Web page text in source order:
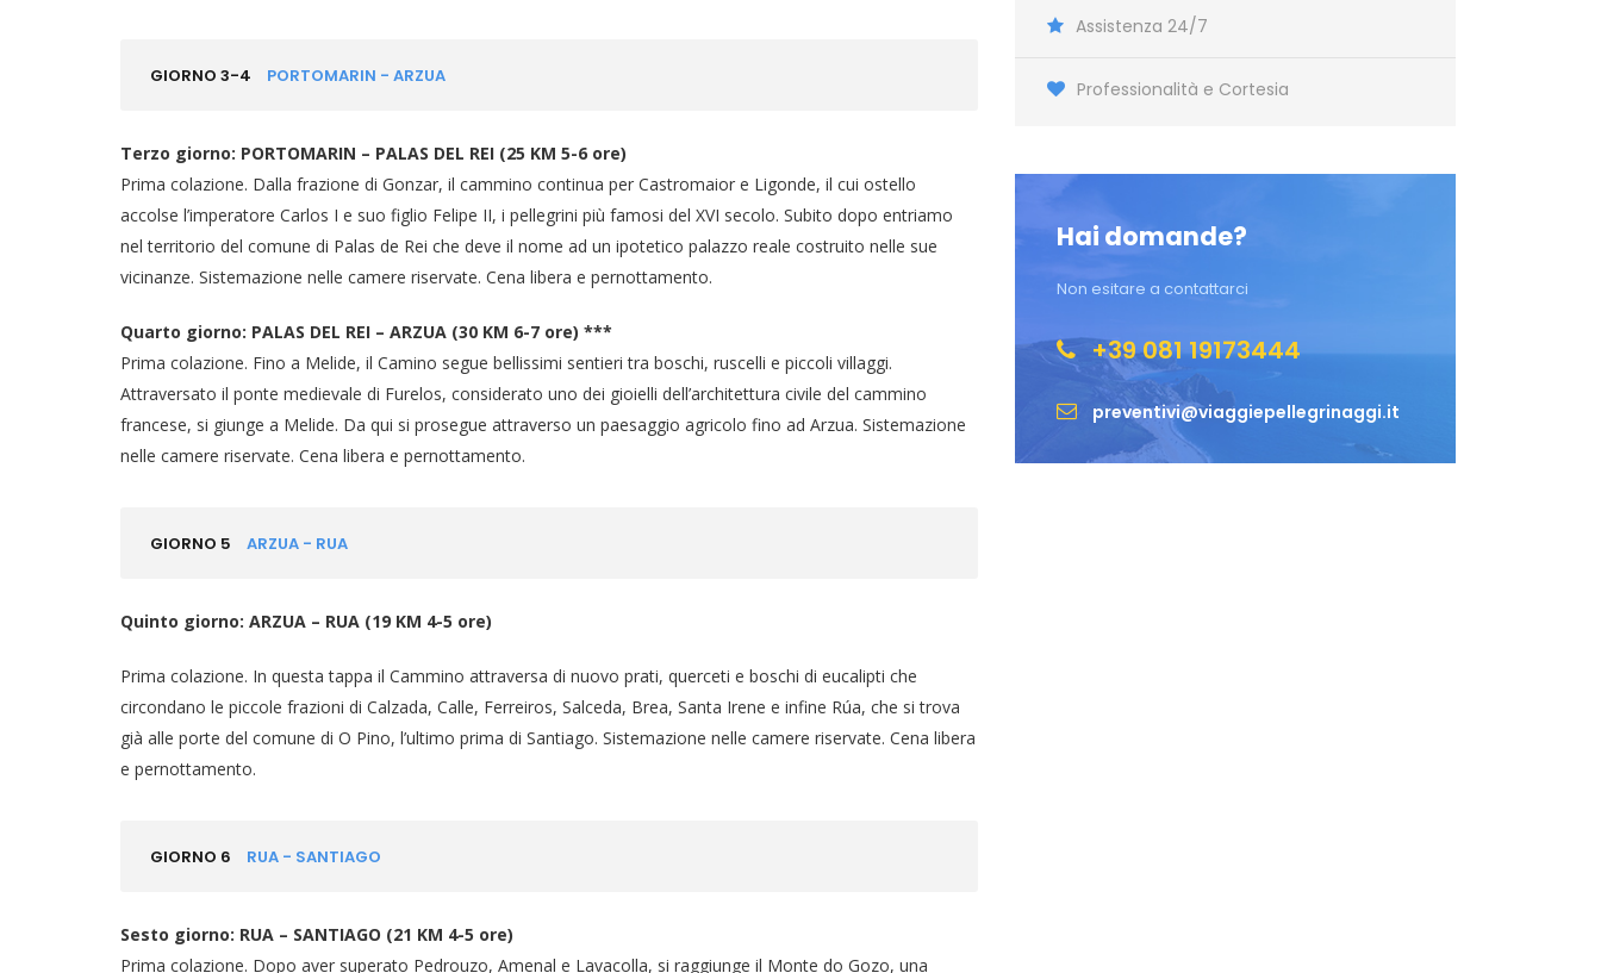
Assistenza 24/7
Professionalità e Cortesia
Hai domande?
Non esitare a contattarci
+39 081 19173444
preventivi@viaggiepellegrinaggi.it
GIORNO 3-4 PORTOMARIN - ARZUA
Terzo giorno: PORTOMARIN – PALAS DEL REI (25 KM 5-6 ore)
Prima colazione. Dalla frazione di Gonzar, il cammino continua per Castromaior e Ligonde, il cui ostello
accolse l’imperatore Carlos I e suo figlio Felipe II, i pellegrini più famosi del XVI secolo. Subito dopo entriamo
nel territorio del comune di Palas de Rei che deve il nome ad un ipotetico palazzo reale costruito nelle sue
vicinanze. Sistemazione nelle camere riservate. Cena libera e pernottamento.
Quarto giorno: PALAS DEL REI – ARZUA (30 KM 6-7 ore) ***
Prima colazione. Fino a Melide, il Camino segue bellissimi sentieri tra boschi, ruscelli e piccoli villaggi.
Attraversato il ponte medievale di Furelos, considerato uno dei gioielli dell’architettura civile del cammino
francese, si giunge a Melide. Da qui si prosegue attraverso un paesaggio agricolo fino ad Arzua. Sistemazione
nelle camere riservate. Cena libera e pernottamento.
GIORNO 5 ARZUA - RUA
Quinto giorno: ARZUA – RUA (19 KM 4-5 ore)
Prima colazione. In questa tappa il Cammino attraversa di nuovo prati, querceti e boschi di eucalipti che
circondano le piccole frazioni di Calzada, Calle, Ferreiros, Salceda, Brea, Santa Irene e infine Rúa, che si trova
già alle porte del comune di O Pino, l’ultimo prima di Santiago. Sistemazione nelle camere riservate. Cena libera
e pernottamento.
GIORNO 6 RUA - SANTIAGO
Sesto giorno: RUA – SANTIAGO (21 KM 4-5 ore)
Prima colazione. Dopo aver superato Pedrouzo, Amenal e Lavacolla, si raggiunge il Monte do Gozo, una